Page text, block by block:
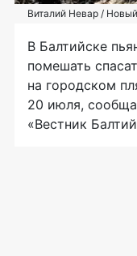
Виталий Невар /
В Балтийске
помешать
на городском
20 июля,
«Вестник